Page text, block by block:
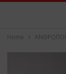
Home ΑΝΘΡΩΠΟΙ